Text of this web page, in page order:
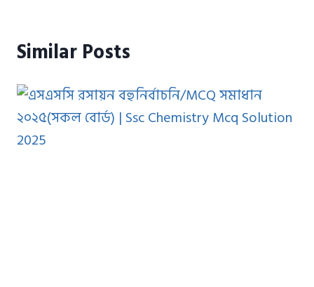
Similar Posts